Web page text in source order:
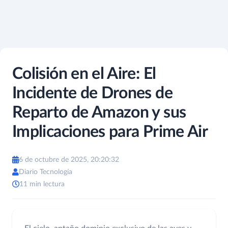
Colisión en el Aire: El
Incidente de Drones de
Reparto de Amazon y sus
Implicaciones para Prime Air
6 de octubre de 2025, 20:20:32
Diario Tecnología
11 min lectura